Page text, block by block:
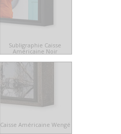
Subligraphie Caisse
Américaine Noir
Caisse Américaine Wengé